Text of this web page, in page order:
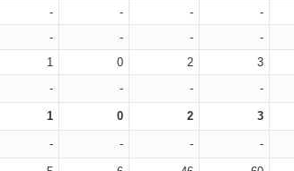
- - - -
- - - -
1 0 2 3
- - - -
1 0 2 3
- - - -